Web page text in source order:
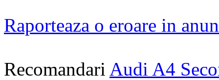
Raporteaza o eroare in
Recomandari Audi A4